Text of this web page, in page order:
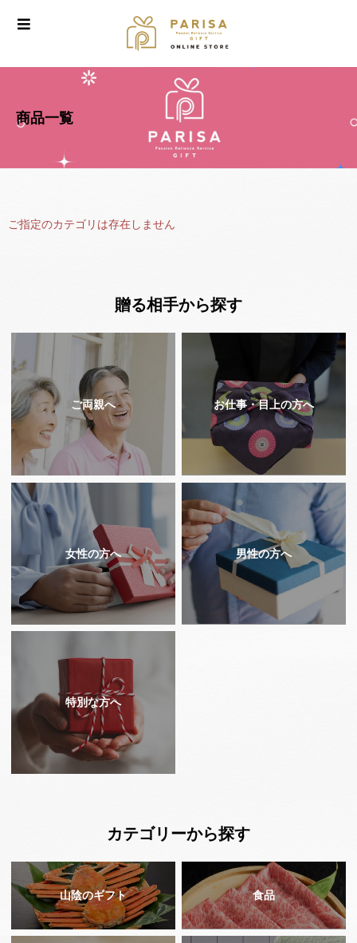
商品一覧
ご指定のカテゴリは存在しません
贈る相手から探す
ご両親へ お仕事・目上の方へ
女性の方へ 男性の方へ
特別な方へ
カテゴリーから探す
山陰のギフト 食品